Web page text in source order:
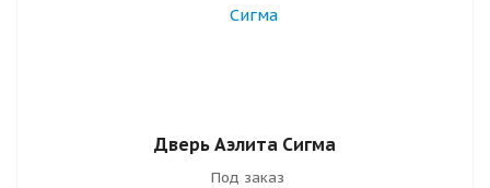
Дверь Аэлита Сигма
Под заказ